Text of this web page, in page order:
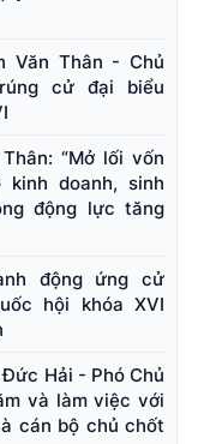
Văn Thân - Chủ
cử đại biểu
“Mở lối vốn
doanh, sinh
động lực tăng
động ứng cử
hội khóa XVI
Hải - Phó Chủ
và làm việc với
cán bộ chủ chốt